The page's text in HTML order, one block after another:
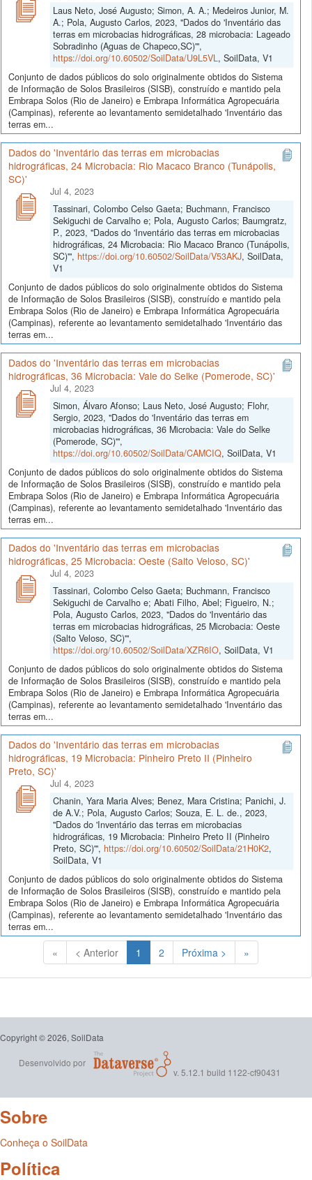
Laus Neto, José Augusto; Simon, A. A.; Medeiros Junior, M.
A.; Pola, Augusto Carlos, 2023, "Dados do 'Inventário das
terras em microbacias hidrográficas, 28 microbacia: Lageado
Sobradinho (Aguas de Chapeco,SC)'",
https://doi.org/10.60502/SoilData/U9L5VL, SoilData, V1
Conjunto de dados públicos do solo originalmente obtidos do Sistema
de Informação de Solos Brasileiros (SISB), construído e mantido pela
Embrapa Solos (Rio de Janeiro) e Embrapa Informática Agropecuária
(Campinas), referente ao levantamento semidetalhado 'Inventário das
terras em...
Dados do 'Inventário das terras em microbacias
hidrográficas, 24 Microbacia: Rio Macaco Branco (Tunápolis,
SC)'
Jul 4, 2023
Tassinari, Colombo Celso Gaeta; Buchmann, Francisco
Sekiguchi de Carvalho e; Pola, Augusto Carlos; Baumgratz,
P., 2023, "Dados do 'Inventário das terras em microbacias
hidrográficas, 24 Microbacia: Rio Macaco Branco (Tunápolis,
SC)'", https://doi.org/10.60502/SoilData/V53AKJ, SoilData,
V1
Conjunto de dados públicos do solo originalmente obtidos do Sistema
de Informação de Solos Brasileiros (SISB), construído e mantido pela
Embrapa Solos (Rio de Janeiro) e Embrapa Informática Agropecuária
(Campinas), referente ao levantamento semidetalhado 'Inventário das
terras em...
Dados do 'Inventário das terras em microbacias
hidrográficas, 36 Microbacia: Vale do Selke (Pomerode, SC)'
Jul 4, 2023
Simon, Álvaro Afonso; Laus Neto, José Augusto; Flohr,
Sergio, 2023, "Dados do 'Inventário das terras em
microbacias hidrográficas, 36 Microbacia: Vale do Selke
(Pomerode, SC)'",
https://doi.org/10.60502/SoilData/CAMCIQ, SoilData, V1
Conjunto de dados públicos do solo originalmente obtidos do Sistema
de Informação de Solos Brasileiros (SISB), construído e mantido pela
Embrapa Solos (Rio de Janeiro) e Embrapa Informática Agropecuária
(Campinas), referente ao levantamento semidetalhado 'Inventário das
terras em...
Dados do 'Inventário das terras em microbacias
hidrográficas, 25 Microbacia: Oeste (Salto Veloso, SC)'
Jul 4, 2023
Tassinari, Colombo Celso Gaeta; Buchmann, Francisco
Sekiguchi de Carvalho e; Abati Filho, Abel; Figueiro, N.;
Pola, Augusto Carlos, 2023, "Dados do 'Inventário das
terras em microbacias hidrográficas, 25 Microbacia: Oeste
(Salto Veloso, SC)'",
https://doi.org/10.60502/SoilData/XZR6IO, SoilData, V1
Conjunto de dados públicos do solo originalmente obtidos do Sistema
de Informação de Solos Brasileiros (SISB), construído e mantido pela
Embrapa Solos (Rio de Janeiro) e Embrapa Informática Agropecuária
(Campinas), referente ao levantamento semidetalhado 'Inventário das
terras em...
Dados do 'Inventário das terras em microbacias
hidrográficas, 19 Microbacia: Pinheiro Preto II (Pinheiro
Preto, SC)'
Jul 4, 2023
Chanin, Yara Maria Alves; Benez, Mara Cristina; Panichi, J.
de A.V.; Pola, Augusto Carlos; Souza, E. L. de., 2023,
"Dados do 'Inventário das terras em microbacias
hidrográficas, 19 Microbacia: Pinheiro Preto II (Pinheiro
Preto, SC)'", https://doi.org/10.60502/SoilData/21H0K2,
SoilData, V1
Conjunto de dados públicos do solo originalmente obtidos do Sistema
de Informação de Solos Brasileiros (SISB), construído e mantido pela
Embrapa Solos (Rio de Janeiro) e Embrapa Informática Agropecuária
(Campinas), referente ao levantamento semidetalhado 'Inventário das
terras em...
« < Anterior 1 (Atual)
2 Próxima > »
Copyright © 2026, SoilData
Desenvolvido por
v. 5.12.1 build 1122-cf90431
Sobre
Conheça o SoilData
Política